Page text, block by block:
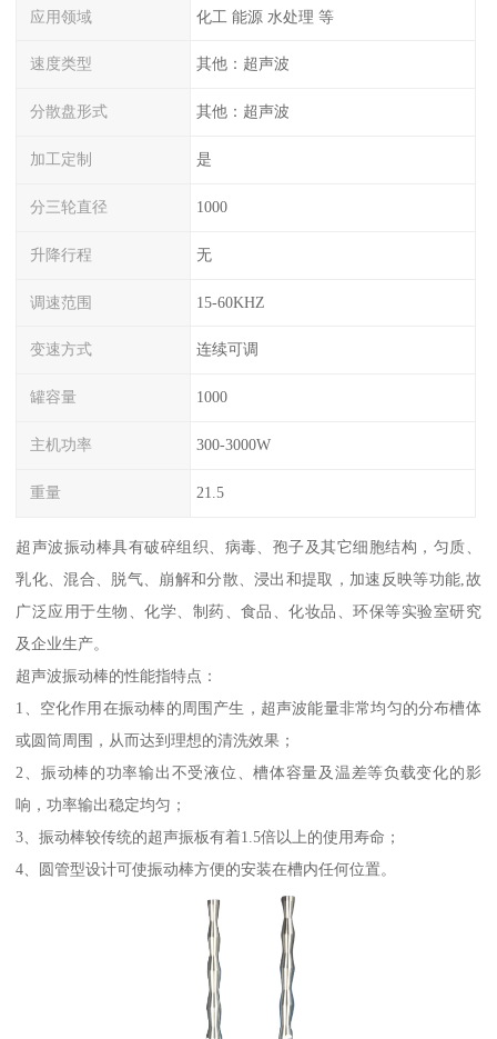
应用领域 化工 能源 水处理 等
速度类型 其他：超声波
分散盘形式 其他：超声波
加工定制 是
分三轮直径 1000
升降行程 无
调速范围 15-60KHZ
变速方式 连续可调
罐容量 1000
主机功率 300-3000W
重量 21.5
超声波振动棒具有破碎组织、病毒、孢子及其它细胞结构，匀质、
乳化、混合、脱气、崩解和分散、浸出和提取，加速反映等功能,故
广泛应用于生物、化学、制药、食品、化妆品、环保等实验室研究
及企业生产。
超声波振动棒的性能指特点：
1、空化作用在振动棒的周围产生，超声波能量非常均匀的分布槽体
或圆筒周围，从而达到理想的清洗效果；
2、振动棒的功率输出不受液位、槽体容量及温差等负载变化的影
响，功率输出稳定均匀；
3、振动棒较传统的超声振板有着1.5倍以上的使用寿命；
4、圆管型设计可使振动棒方便的安装在槽内任何位置。